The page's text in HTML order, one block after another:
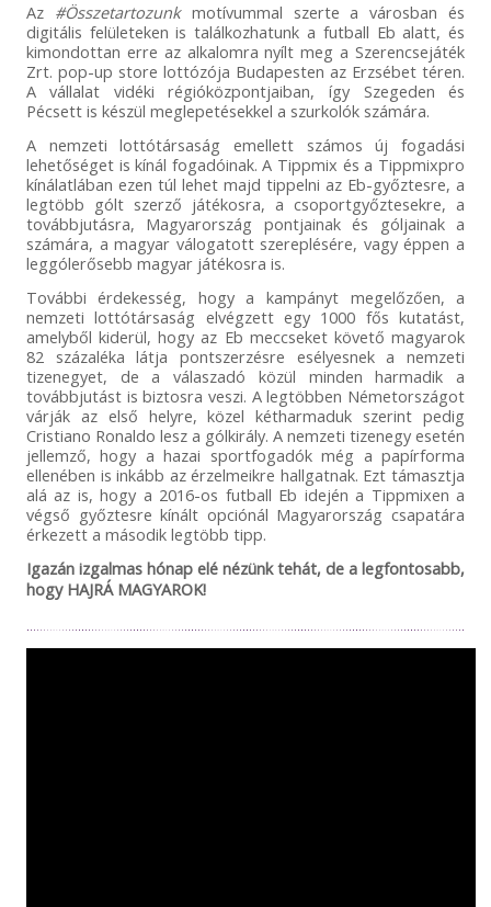
Az #Összetartozunkmotívummal szerte a városban és
digitális felületeken is találkozhatunk a futball Eb alatt, és
kimondottan erre az alkalomra nyílt meg a Szerencsejáték
Zrt. pop-up store lottózója Budapesten az Erzsébet téren.
A vállalat vidéki régióközpontjaiban, így Szegeden és
Pécsett is készül meglepetésekkel a szurkolók számára.
A nemzeti lottótársaság emellett számos új fogadási
lehetőséget is kínál fogadóinak. A Tippmix és a Tippmixpro
kínálatlában ezen túl lehet majd tippelni az Eb-győztesre, a
legtöbb gólt szerző játékosra, a csoportgyőztesekre, a
továbbjutásra, Magyarország pontjainak és góljainak a
számára, a magyar válogatott szereplésére, vagy éppen a
leggólerősebb magyar játékosra is.
További érdekesség, hogy a kampányt megelőzően, a
nemzeti lottótársaság elvégzett egy 1000 fős kutatást,
amelyből kiderül, hogy az Eb meccseket követő magyarok
82 százaléka látja pontszerzésre esélyesnek a nemzeti
tizenegyet, de a válaszadó közül minden harmadik a
továbbjutást is biztosra veszi. A legtöbben Németországot
várják az első helyre, közel kétharmaduk szerint pedig
Cristiano Ronaldo lesz a gólkirály. A nemzeti tizenegy esetén
jellemző, hogy a hazai sportfogadók még a papírforma
ellenében is inkább az érzelmeikre hallgatnak. Ezt támasztja
alá az is, hogy a 2016-os futball Eb idején a Tippmixen a
végső győztesre kínált opciónál Magyarország csapatára
érkezett a második legtöbb tipp.
Igazán izgalmas hónap elé nézünk tehát, de a legfontosabb,
hogy HAJRÁ MAGYAROK!